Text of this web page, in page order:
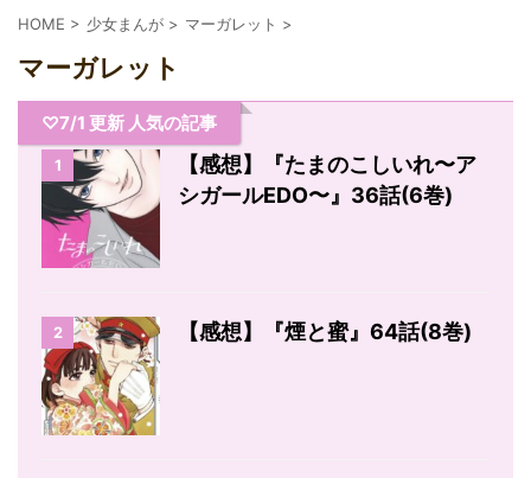
HOME > 少女まんが > マーガレット >
マーガレット
♡7/1 更新 人気の記事
1
【感想】『たまのこしいれ〜ア
シガールEDO〜』36話(6巻)
2 【感想】『煙と蜜』64話(8巻)